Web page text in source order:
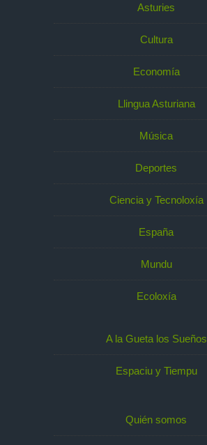
Asturies
Cultura
Economía
Llingua Asturiana
Música
Deportes
Ciencia y Tecnoloxía
España
Mundu
Ecoloxía
A la Gueta los Sueños
Espaciu y Tiempu
Quién somos